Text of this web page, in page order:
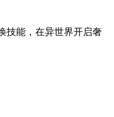
技能，在异世界开启奢